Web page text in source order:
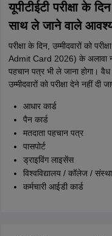
यूपीटीईटी परीक्षा के
साथ ले जाने वाले
परीक्षा के दिन, उम्मीदवारों को
Admit Card 2026) के अलावा
पहचान पत्र भी ले जाना होगा।
उम्मीदवारों को परीक्षा देने नहीं दी
आधार कार्ड
पैन कार्ड
मतदाता पहचान पत्र
पासपोर्ट
ड्राइविंग लाइसेंस
विश्वविद्यालय / कॉलेज /
कर्मचारी आईडी कार्ड